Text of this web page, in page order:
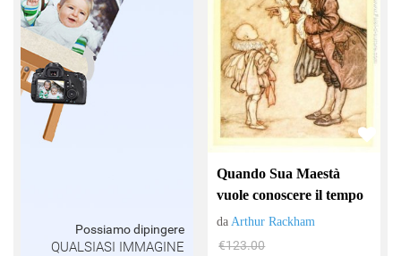
Possiamo dipingere
QUALSIASI IMMAGINE
Quando Sua Maestà
vuole conoscere il tempo
da Arthur Rackham
€123.00